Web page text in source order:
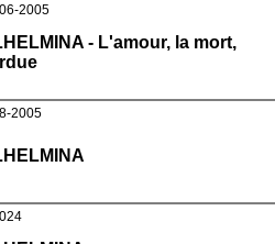
2005
- L'amour, la mort,
2005